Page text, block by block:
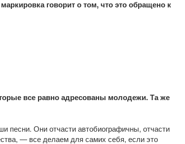
говорит о том, что это обращено к
все равноадресованы молодежи. Та же
Они отчасти автобиографичны, отчасти
— все делаем для самих себя, если это